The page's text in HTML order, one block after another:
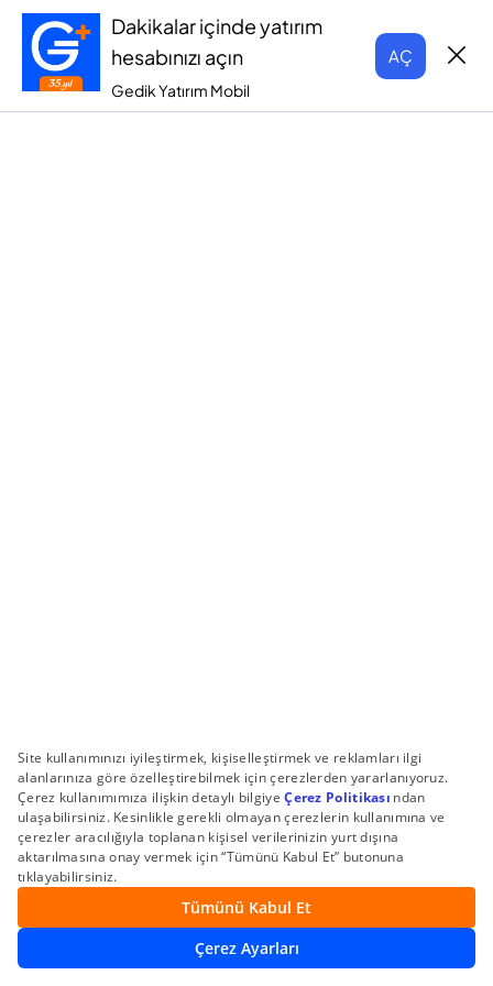
Dakikalar içinde yatırım
hesabınızı açın
Gedik Yatırım Mobil
AÇ